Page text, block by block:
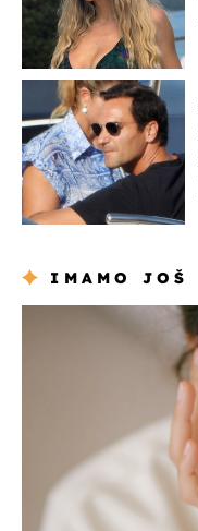
IMAMO JOŠ
moda & ljepota